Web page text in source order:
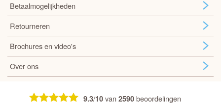
Betaalmogelijkheden
Retourneren
Brochures en video's
Over ons
9.3/10van2590beoordelingen